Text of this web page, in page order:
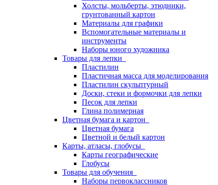
Холсты, мольберты, этюдники,
грунтованный картон
Материалы для графики
Вспомогательные материалы и
инструменты
Наборы юного художника
Товары для лепки
Пластилин
Пластичная масса для моделирования
Пластилин скульптурный
Доски, стеки и формочки для лепки
Песок для лепки
Глина полимерная
Цветная бумага и картон
Цветная бумага
Цветной и белый картон
Карты, атласы, глобусы
Карты географические
Глобусы
Товары для обучения
Наборы первоклассников